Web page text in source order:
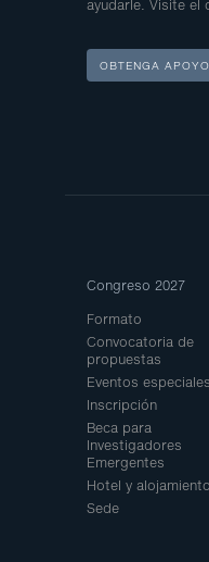
ayudarle. Visite el
OBTENGA APOYO
Map
Congreso 2027
Formato
Convocatoria de
propuestas
Eventos especiales
Inscripción
Beca para
Investigadores
Emergentes
Hotel y alojamiento
Sede